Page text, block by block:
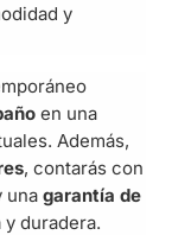
y
en una
Además,
, contarás con
unagarantía de
duradera.